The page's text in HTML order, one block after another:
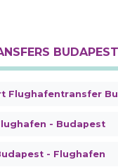
BUDAPEST
Flughafentransfer
- Budapest
- Flughafen